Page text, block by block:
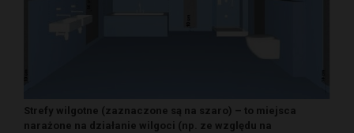
Strefy wilgotne (zaznaczone są na szaro) – to miejsca
narażone na działanie wilgoci (np. ze względu na